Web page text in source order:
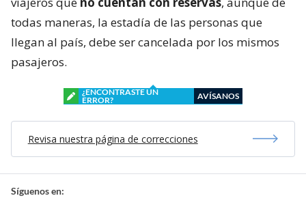
todas maneras, la estadía de las personas que
llegan al país, debe ser cancelada por los mismos
pasajeros.
¿ENCONTRASTE UN
ERROR?
AVÍSANOS
Revisa nuestra página de correcciones
Síguenos en: